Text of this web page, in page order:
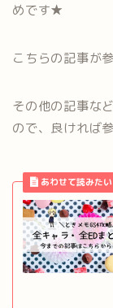
めです★
こちらの記事が
その他の記事な
ので、良ければ